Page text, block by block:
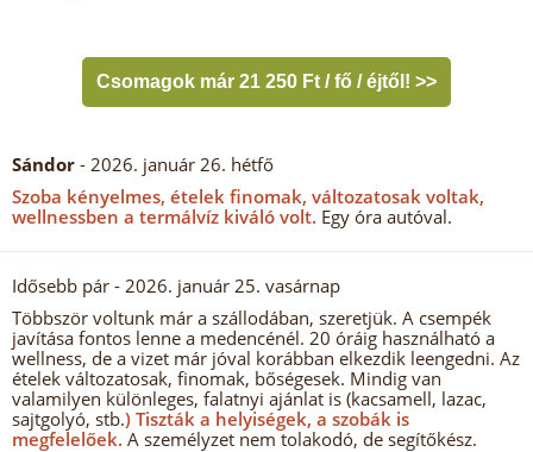
Csomagok már 21 250 Ft / fő / éjtől! >>
Sándor - 2026. január 26. hétfő
Szoba kényelmes, ételek finomak, változatosak voltak,
wellnessben a termálvíz kiváló volt. Egy óra autóval.
Idősebb pár - 2026. január 25. vasárnap
Többször voltunk már a szállodában, szeretjük. A csempék
javítása fontos lenne a medencénél. 20 óráig használható a
wellness, de a vizet már jóval korábban elkezdik leengedni. Az
ételek változatosak, finomak, bőségesek. Mindig van
valamilyen különleges, falatnyi ajánlat is (kacsamell, lazac,
sajtgolyó, stb.) Tiszták a helyiségek, a szobák is
megfelelőek. A személyzet nem tolakodó, de segítőkész.